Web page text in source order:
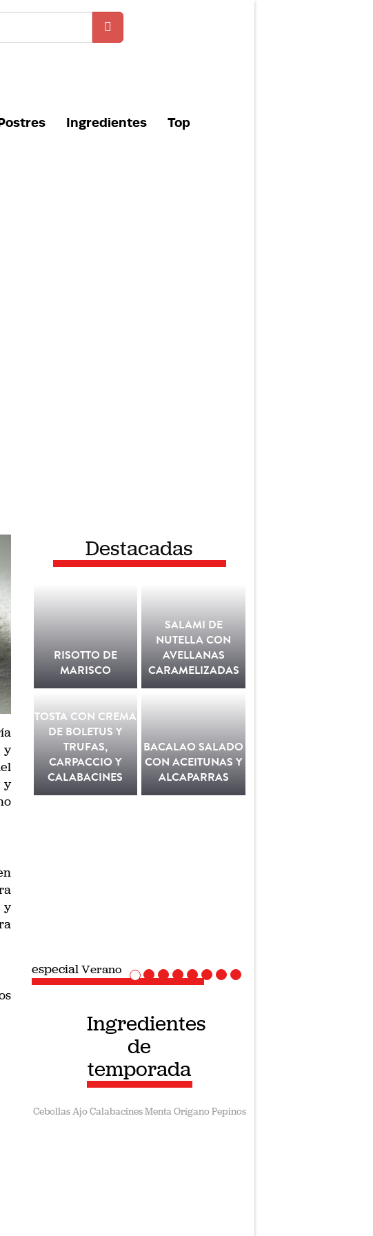
Ingredientes Top
y
y
y
Destacadas
RISOTTO DE
MARISCO
SALAMI DE
NUTELLA CON
AVELLANAS
CARAMELIZADAS
TOSTA CON CREMA
DE BOLETUS Y
TRUFAS,
CARPACCIO Y
CALABACINES
BACALAO SALADO
CON ACEITUNAS Y
ALCAPARRAS
especialVerano
Ingredientes
de
temporada
CebollasAjoCalabacinesMentaOríganoPepinos